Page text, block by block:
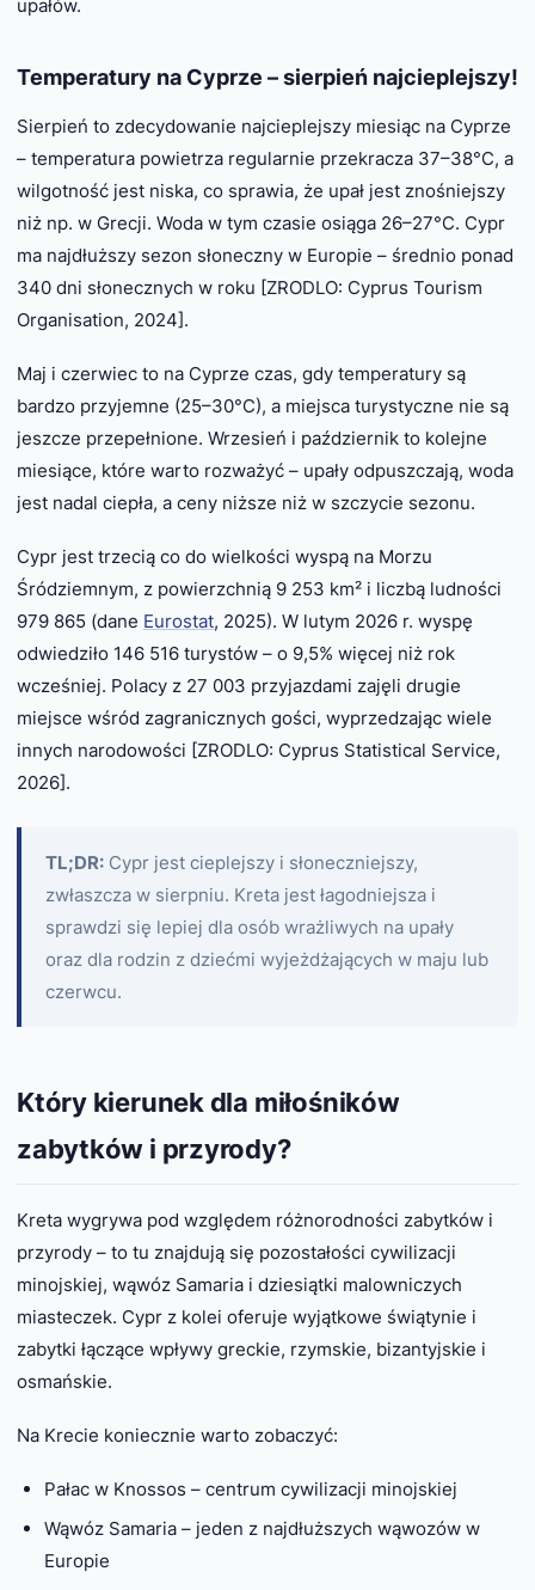
upałów.
Temperatury na Cyprze – sierpień najcieplejszy!
Sierpień to zdecydowanie najcieplejszy miesiąc na Cyprze
– temperatura powietrza regularnie przekracza 37–38°C, a
wilgotność jest niska, co sprawia, że upał jest znośniejszy
niż np. w Grecji. Woda w tym czasie osiąga 26–27°C. Cypr
ma najdłuższy sezon słoneczny w Europie – średnio ponad
340 dni słonecznych w roku [ZRODLO: Cyprus Tourism
Organisation, 2024].
Maj i czerwiec to na Cyprze czas, gdy temperatury są
bardzo przyjemne (25–30°C), a miejsca turystyczne nie są
jeszcze przepełnione. Wrzesień i październik to kolejne
miesiące, które warto rozważyć – upały odpuszczają, woda
jest nadal ciepła, a ceny niższe niż w szczycie sezonu.
Cypr jest trzecią co do wielkości wyspą na Morzu
Śródziemnym, z powierzchnią 9 253 km² i liczbą ludności
979 865 (dane Eurostat, 2025). W lutym 2026 r. wyspę
odwiedziło 146 516 turystów – o 9,5% więcej niż rok
wcześniej. Polacy z 27 003 przyjazdami zajęli drugie
miejsce wśród zagranicznych gości, wyprzedzając wiele
innych narodowości [ZRODLO: Cyprus Statistical Service,
2026].
TL;DR: Cypr jest cieplejszy i słoneczniejszy,
zwłaszcza w sierpniu. Kreta jest łagodniejsza i
sprawdzi się lepiej dla osób wrażliwych na upały
oraz dla rodzin z dziećmi wyjeżdżających w maju lub
czerwcu.
Który kierunek dla miłośników
zabytków i przyrody?
Kreta wygrywa pod względem różnorodności zabytków i
przyrody – to tu znajdują się pozostałości cywilizacji
minojskiej, wąwóz Samaria i dziesiątki malowniczych
miasteczek. Cypr z kolei oferuje wyjątkowe świątynie i
zabytki łączące wpływy greckie, rzymskie, bizantyjskie i
osmańskie.
Na Krecie koniecznie warto zobaczyć:
Pałac w Knossos – centrum cywilizacji minojskiej
Wąwóz Samaria – jeden z najdłuższych wąwozów w
Europie